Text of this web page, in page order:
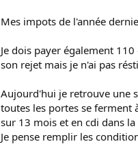
Mes impots de l'année
Je dois payer également
son rejet mais je n'ai pas
Aujourd'hui je retrouve une
toutes les portes se ferment
sur 13 mois et en cdi dans
Je pense remplir les